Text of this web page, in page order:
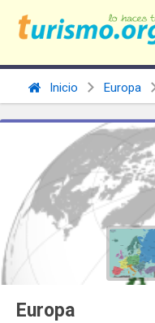
Inicio Europa
Europa